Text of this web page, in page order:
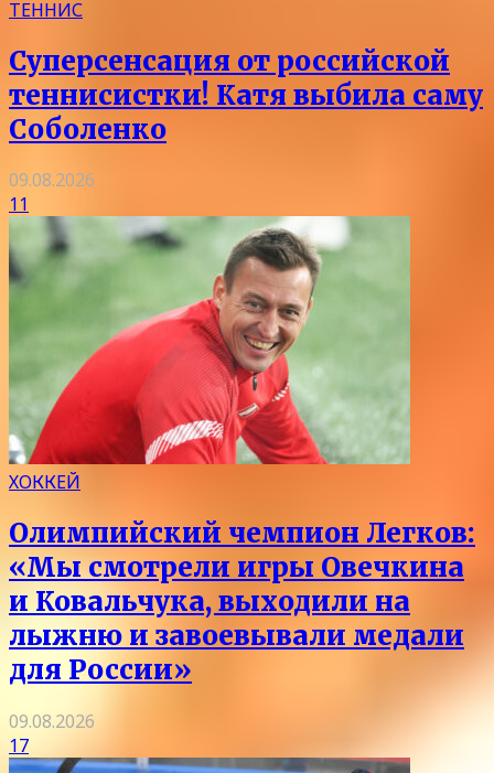
ТЕННИС
Суперсенсация от российской
теннисистки! Катя выбила саму
Соболенко
09.08.2026
11
ХОККЕЙ
Олимпийский чемпион Легков:
«Мы смотрели игры Овечкина
и Ковальчука, выходили на
лыжню и завоевывали медали
для России»
09.08.2026
17